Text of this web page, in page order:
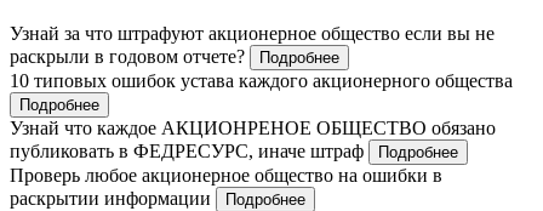
Узнай за что штрафуют акционерное общество если вы не
раскрыли в годовом отчете?
Подробнее
10 типовых ошибок устава каждого акционерного общества
Подробнее
Узнай что каждое АКЦИОНРЕНОЕ ОБЩЕСТВО обязано
публиковать в ФЕДРЕСУРС, иначе штраф
Подробнее
Проверь любое акционерное общество на ошибки в
раскрытии информации
Подробнее